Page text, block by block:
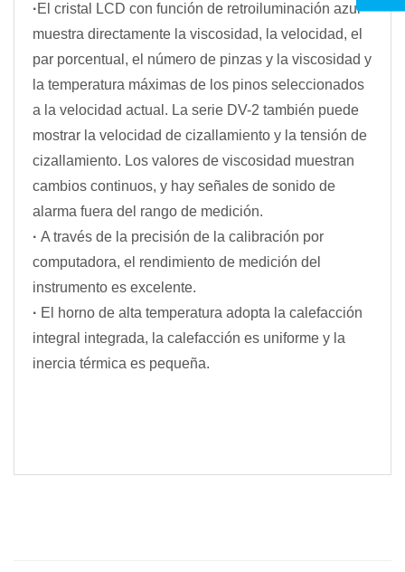
·El cristal LCD con función de retroiluminación azul
muestra directamente la viscosidad, la velocidad, el
par porcentual, el número de pinzas y la viscosidad y
la temperatura máximas de los pinos seleccionados
a la velocidad actual. La serie DV-2 también puede
mostrar la velocidad de cizallamiento y la tensión de
cizallamiento. Los valores de viscosidad muestran
cambios continuos, y hay señales de sonido de
alarma fuera del rango de medición.
· A través de la precisión de la calibración por
computadora, el rendimiento de medición del
instrumento es excelente.
· El horno de alta temperatura adopta la calefacción
integral integrada, la calefacción es uniforme y la
inercia térmica es pequeña.